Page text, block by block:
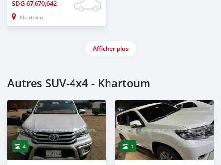
SDG67,670,642
Khartoum
Afficher plus
Autres SUV‒4x4 - Khartoum
4 1